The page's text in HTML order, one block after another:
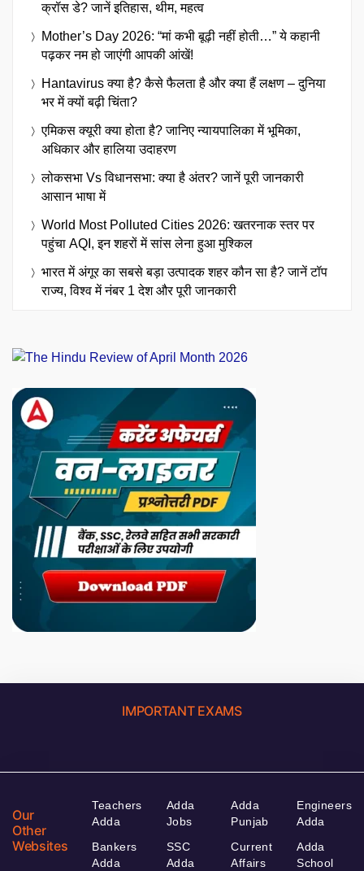
क्रॉस डे? जानें इतिहास, थीम, महत्व
Mother’s Day 2026: “मां कभी बूढ़ी नहीं होती…” ये कहानी
पढ़कर नम हो जाएंगी आपकी आंखें!
Hantavirus क्या है? कैसे फैलता है और क्या हैं लक्षण – दुनिया
भर में क्यों बढ़ी चिंता?
एमिकस क्यूरी क्या होता है? जानिए न्यायपालिका में भूमिका,
अधिकार और हालिया उदाहरण
लोकसभा Vs विधानसभा: क्या है अंतर? जानें पूरी जानकारी
आसान भाषा में
World Most Polluted Cities 2026: खतरनाक स्तर पर
पहुंचा AQI, इन शहरों में सांस लेना हुआ मुश्किल
भारत में अंगूर का सबसे बड़ा उत्पादक शहर कौन सा है? जानें टॉप
राज्य, विश्व में नंबर 1 देश और पूरी जानकारी
IMPORTANT EXAMS
Our
Other
Websites
Teachers
Adda
Bankers
Adda
Adda
Jobs
SSC
Adda
Adda
Punjab
Current
Affairs
Engineers
Adda
Adda
School